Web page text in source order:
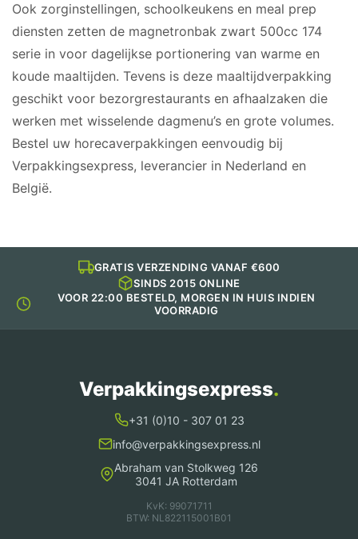
Ook zorginstellingen, schoolkeukens en meal prep
diensten zetten de magnetronbak zwart 500cc 174
serie in voor dagelijkse portionering van warme en
koude maaltijden. Tevens is deze maaltijdverpakking
geschikt voor bezorgrestaurants en afhaalzaken die
werken met wisselende dagmenu’s en grote volumes.
Bestel uw horecaverpakkingen eenvoudig bij
Verpakkingsexpress, leverancier in Nederland en
België.
GRATIS VERZENDING VANAF €600
SINDS 2015 ONLINE
VOOR 22:00 BESTELD, MORGEN IN HUIS INDIEN
VOORRADIG
Verpakkingsexpress.
+31 (0)10 - 307 01 23
info@verpakkingsexpress.nl
Abraham van Stolkweg 126
3041 JA Rotterdam
KvK: 99071711
BTW: NL822115001B01